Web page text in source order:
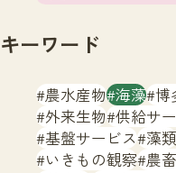
文字サイズ 小
生物多様性ふくお
キーワード
農水産物 海藻 博
外来生物 供給サ
基盤サービス 藻類
いきもの観察 農